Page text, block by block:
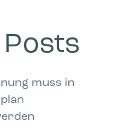
muss in